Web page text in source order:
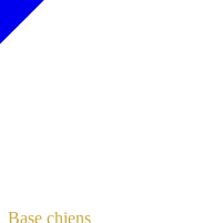
Base chiens